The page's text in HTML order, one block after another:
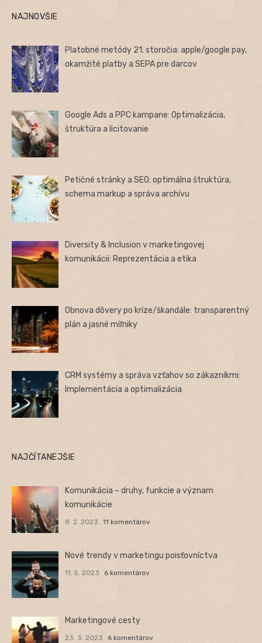
NAJNOVŠIE
Platobné metódy 21. storočia: apple/google pay,
okamžité platby a SEPA pre darcov
Google Ads a PPC kampane: Optimalizácia,
štruktúra a licitovanie
Petičné stránky a SEO: optimálna štruktúra,
schema markup a správa archívu
Diversity & Inclusion v marketingovej
komunikácii: Reprezentácia a etika
Obnova dôvery po kríze/škandále: transparentný
plán a jasné míľniky
CRM systémy a správa vzťahov so zákazníkmi:
Implementácia a optimalizácia
NAJČÍTANEJŠIE
Komunikácia – druhy, funkcie a význam
komunikácie
8. 2. 2023 11 komentárov
Nové trendy v marketingu poisťovníctva
11. 5. 2023 6 komentárov
Marketingové cesty
23. 3. 2023 6 komentárov